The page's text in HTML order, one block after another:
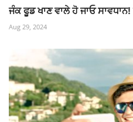
ਜੰਕ ਫੂਡ ਖਾਣ ਵਾਲੇ ਹੋ ਜਾਓ
Aug 29, 2024